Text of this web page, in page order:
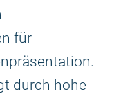
für
durch hohe